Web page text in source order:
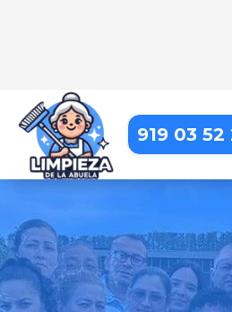
919 03 52
EMPRESA DE
MADRID -
Llevamos la
hasta tu puerta,